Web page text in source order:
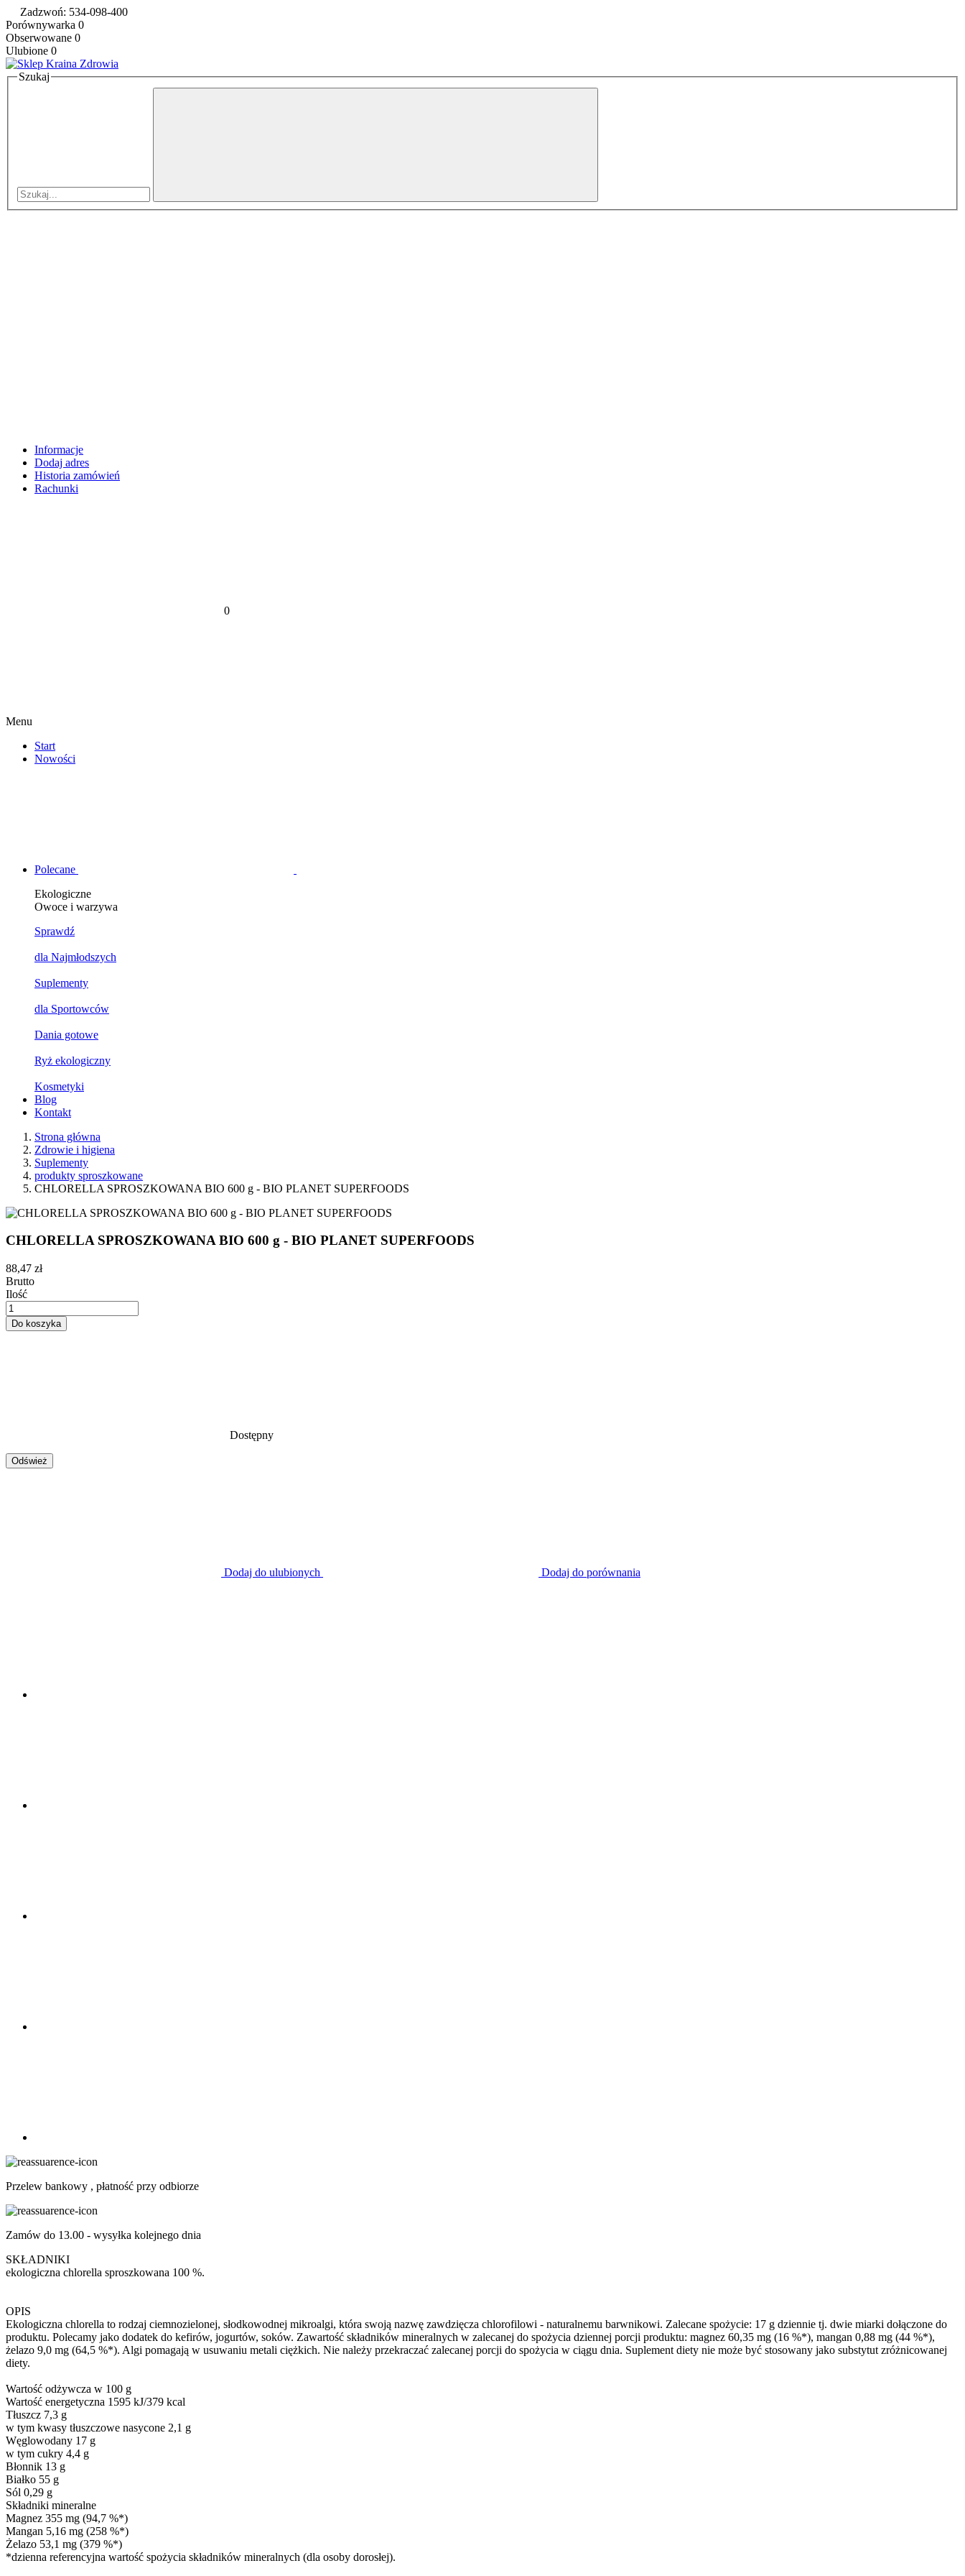
Zadzwoń: 534-098-400
Porównywarka 0
Obserwowane 0
Ulubione 0
Szukaj
Informacje
Dodaj adres
Historia zamówień
Rachunki
0
Menu
Start
Nowości
Polecane
Ekologiczne
Owoce i warzywa
Sprawdź
dla Najmłodszych
Suplementy
dla Sportowców
Dania gotowe
Ryż ekologiczny
Kosmetyki
Blog
Kontakt
Strona główna
Zdrowie i higiena
Suplementy
produkty sproszkowane
CHLORELLA SPROSZKOWANA BIO 600 g - BIO PLANET SUPERFOODS
CHLORELLA SPROSZKOWANA BIO 600 g - BIO PLANET SUPERFOODS
88,47 zł
Brutto
Ilość
Do koszyka
Dostępny
Dodaj do ulubionych Dodaj do porównania
Przelew bankowy , płatność przy odbiorze
Zamów do 13.00 - wysyłka kolejnego dnia
SKŁADNIKI
ekologiczna chlorella sproszkowana 100 %.
OPIS
Ekologiczna chlorella to rodzaj ciemnozielonej, słodkowodnej mikroalgi, która swoją nazwę zawdzięcza chlorofilowi - naturalnemu barwnikowi. Zalecane spożycie: 17 g dziennie tj. dwie miarki dołączone do
produktu. Polecamy jako dodatek do kefirów, jogurtów, soków. Zawartość składników mineralnych w zalecanej do spożycia dziennej porcji produktu: magnez 60,35 mg (16 %*), mangan 0,88 mg (44 %*),
żelazo 9,0 mg (64,5 %*). Algi pomagają w usuwaniu metali ciężkich. Nie należy przekraczać zalecanej porcji do spożycia w ciągu dnia. Suplement diety nie może być stosowany jako substytut zróżnicowanej
diety.
Wartość odżywcza w 100 g
Wartość energetyczna 1595 kJ/379 kcal
Tłuszcz 7,3 g
w tym kwasy tłuszczowe nasycone 2,1 g
Węglowodany 17 g
w tym cukry 4,4 g
Błonnik 13 g
Białko 55 g
Sól 0,29 g
Składniki mineralne
Magnez 355 mg (94,7 %*)
Mangan 5,16 mg (258 %*)
Żelazo 53,1 mg (379 %*)
*dzienna referencyjna wartość spożycia składników mineralnych (dla osoby dorosłej).